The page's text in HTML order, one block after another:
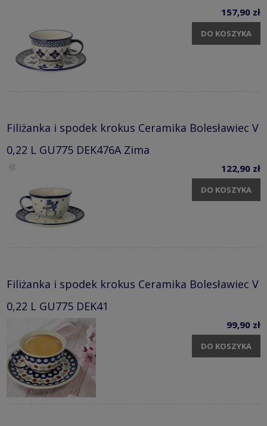
157,90 zł
DO KOSZYKA
Filiżanka i spodek krokus Ceramika Bolesławiec V
0,22 L GU775 DEK476A Zima
122,90 zł
DO KOSZYKA
Filiżanka i spodek krokus Ceramika Bolesławiec V
0,22 L GU775 DEK41
99,90 zł
DO KOSZYKA